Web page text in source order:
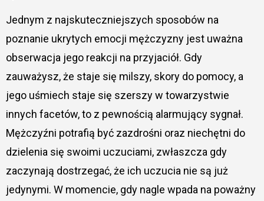
Jednym z najskuteczniejszych sposobów na
poznanie ukrytych emocji mężczyzny jest uważna
obserwacja jego reakcji na przyjaciół. Gdy
zauważysz, że staje się milszy, skory do pomocy, a
jego uśmiech staje się szerszy w towarzystwie
innych facetów, to z pewnością alarmujący sygnał.
Mężczyźni potrafią być zazdrośni oraz niechętni do
dzielenia się swoimi uczuciami, zwłaszcza gdy
zaczynają dostrzegać, że ich uczucia nie są już
jedynymi. W momencie, gdy nagle wpada na poważny